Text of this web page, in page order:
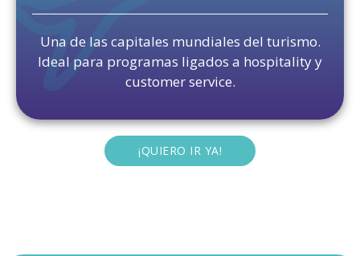
Una de las capitales mundiales del turismo.
Ideal para programas ligados a hospitality y
customer service.
¡QUIERO IR YA!